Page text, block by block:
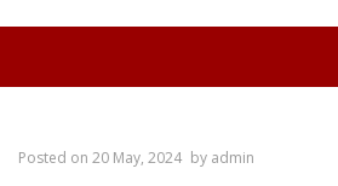
Posted on 20 May, 2024 by admin